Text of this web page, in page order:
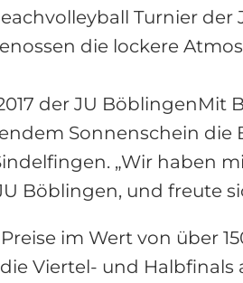
Turnier
die lockere
der JU BöblingenMit
Sonnenschein die
„Wir haben
Böblingen, und freute
im Wert von über
Viertel- und